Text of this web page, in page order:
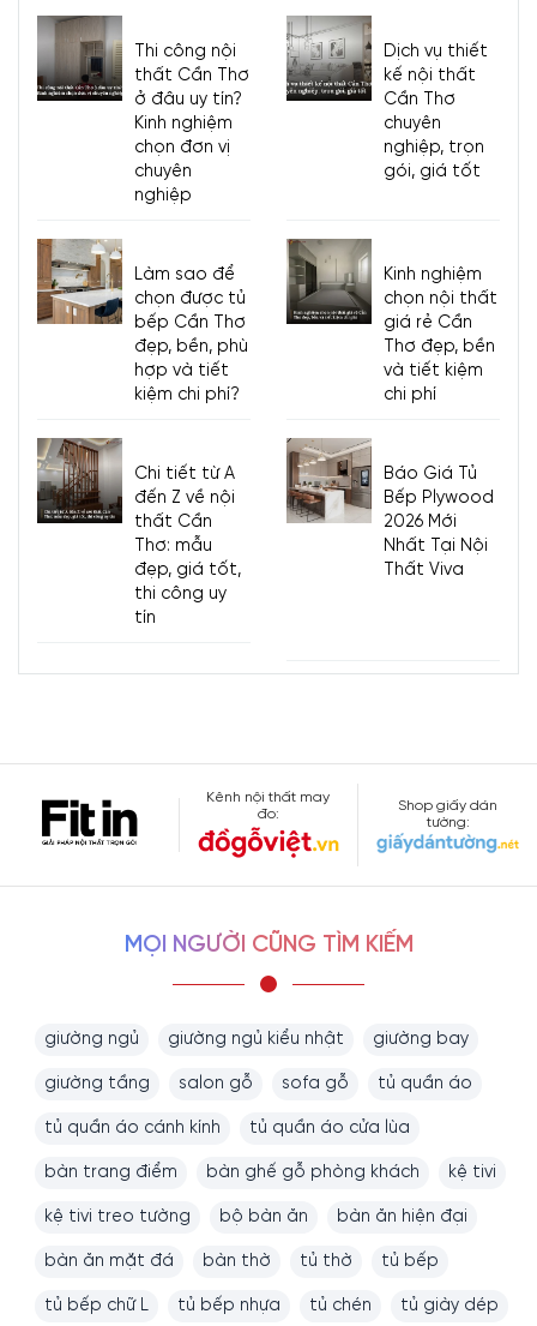
Thi công nội
thất Cần Thơ
ở đâu uy tín?
Kinh nghiệm
chọn đơn vị
chuyên
nghiệp
Dịch vụ thiết
kế nội thất
Cần Thơ
chuyên
nghiệp, trọn
gói, giá tốt
Làm sao để
chọn được tủ
bếp Cần Thơ
đẹp, bền, phù
hợp và tiết
kiệm chi phí?
Kinh nghiệm
chọn nội thất
giá rẻ Cần
Thơ đẹp, bền
và tiết kiệm
chi phí
Chi tiết từ A
đến Z về nội
thất Cần
Thơ: mẫu
đẹp, giá tốt,
thi công uy
tín
Báo Giá Tủ
Bếp Plywood
2026 Mới
Nhất Tại Nội
Thất Viva
Kênh nội thất may
đo:
Shop giấy dán
tường:
MỌI NGƯỜI CŨNG TÌM KIẾM
giường ngủ giường ngủ kiểu nhật giường bay
giường tầng salon gỗ sofa gỗ tủ quần áo
tủ quần áo cánh kính tủ quần áo cửa lùa
bàn trang điểm bàn ghế gỗ phòng khách kệ tivi
kệ tivi treo tường bộ bàn ăn bàn ăn hiện đại
bàn ăn mặt đá bàn thờ tủ thờ tủ bếp
tủ bếp chữ L tủ bếp nhựa tủ chén tủ giày dép